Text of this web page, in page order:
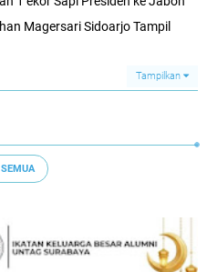
Magersari Sidoarjo Tampil
Tampilkan